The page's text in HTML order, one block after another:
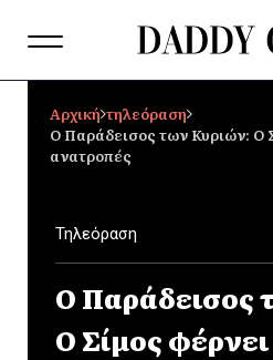
Αρχική τηλεόραση
Ο Παράδεισος των Κυριών: Ο
ανατροπές
Τηλεόραση
Ο Παράδεισος
Ο Σίμος